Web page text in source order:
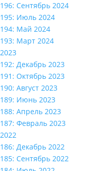
196: Сентябрь 2024
195: Июль 2024
194: Май 2024
193: Март 2024
2023
192: Декабрь 2023
191: Октябрь 2023
190: Август 2023
189: Июнь 2023
188: Апрель 2023
187: Февраль 2023
2022
186: Декабрь 2022
185: Сентябрь 2022